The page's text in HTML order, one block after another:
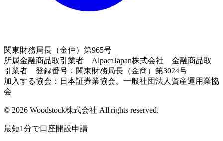
関東財務局長（金仲）第965号
所属金融商品取引業者 AlpacaJapan株式会社 金融商品取
引業者 登録番号：関東財務局長（金商）第3024号
加入する協会：日本証券業協会、一般社団法人資産運用業協
会
© 2026 Woodstock株式会社 All rights reserved.
最短1分で口座開設申請